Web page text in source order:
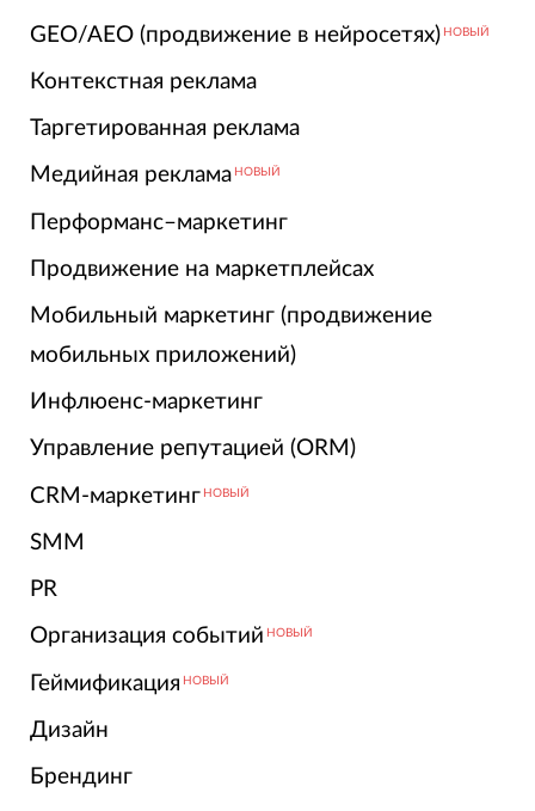
GEO/AEO (продвижение в нейросетях) НОВЫЙ
Контекстная реклама
Таргетированная реклама
Медийная реклама НОВЫЙ
Перформанс–маркетинг
Продвижение на маркетплейсах
Мобильный маркетинг (продвижение
мобильных приложений)
Инфлюенс-маркетинг
Управление репутацией (ORM)
CRM-маркетинг НОВЫЙ
SMM
PR
Организация событий НОВЫЙ
Геймификация НОВЫЙ
Дизайн
Брендинг